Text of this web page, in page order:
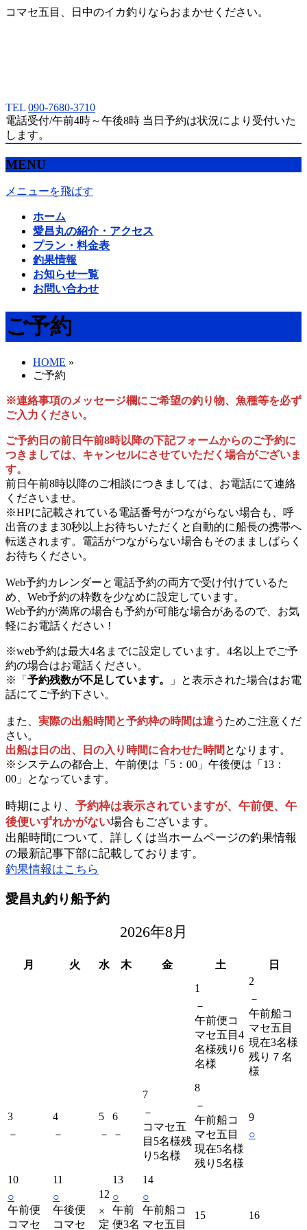
コマセ五目、日中のイカ釣りならおまかせください。
TEL 090-7680-3710
電話受付/午前4時～午後8時 当日予約は状況により受付いた
します。
MENU
メニューを飛ばす
ホーム
愛昌丸の紹介・アクセス
プラン・料金表
釣果情報
お知らせ一覧
お問い合わせ
ご予約
HOME »
ご予約
※連絡事項のメッセージ欄にご希望の釣り物、魚種等を必ず
ご入力ください。
ご予約日の前日午前8時以降の下記フォームからのご予約に
つきましては、キャンセルにさせていただく場合がございま
す。
前日午前8時以降のご相談につきましては、お電話にて連絡
くださいませ。
※HPに記載されている電話番号がつながらない場合も、呼
出音のまま30秒以上お待ちいただくと自動的に船長の携帯へ
転送されます。電話がつながらない場合もそのまましばらく
お待ちください。
Web予約カレンダーと電話予約の両方で受け付けているた
め、Web予約の枠数を少なめに設定しています。
Web予約が満席の場合も予約が可能な場合があるので、お気
軽にお電話ください！
※web予約は最大4名までに設定しています。4名以上でご予
約の場合はお電話ください。
※「 予約残数が不足しています。
」と表示された場合はお電
話にてご予約下さい。
また、 実際の出船時間と予約枠の時間は違う ためご注意くだ
さい。
出船は日の出、日の入り時間に合わせた時間 となります。
※システムの都合上、午前便は「5：00」午後便は「13：
00」となっています。
時期により、 予約枠は表示されていますが、午前便、午
後便いずれかがない場合もございます。
出船時間について、詳しくは当ホームページの釣果情報
の最新記事下部に記載しております。
釣果情報はこちら
愛昌丸釣り船予約
2026年8月
月 火 水 木 金 土
日
1
－
午前便コ
マセ五目4
名様残り6
名様
2
－
午前船コ
マセ五目
現在3名様
残り７名
様
3
－
4
－
5
－
6
－
7
－
コマセ五
目5名様残
り5名様
8
－
午前船コ
マセ五目
現在5名様
残り5名様
9
○
10
○
午前便
コマセ
11
○
午後便
コマセ
12
×
定
13
○
午前
便3名
14
○
午前船コ
マセ五目
15
16